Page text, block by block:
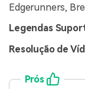
Edgerunners,
Legendas
Resolução de
Prós